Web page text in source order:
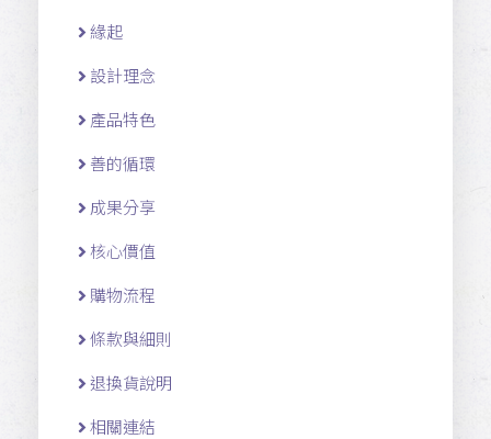
緣起
設計理念
產品特色
善的循環
成果分享
核心價值
購物流程
條款與細則
退換貨說明
相關連結